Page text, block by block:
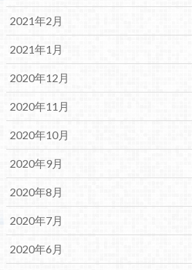
2021年2月
2021年1月
2020年12月
2020年11月
2020年10月
2020年9月
2020年8月
2020年7月
2020年6月